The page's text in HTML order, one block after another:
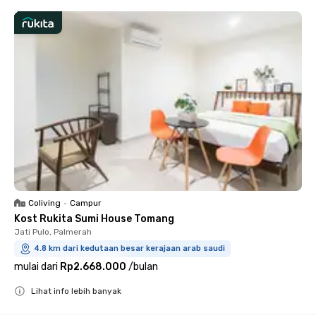
Coliving • Campur
Kost Rukita Sumi House Tomang
Jati Pulo, Palmerah
4.8 km dari kedutaan besar kerajaan arab saudi
mulai dari Rp2.668.000 /bulan
Lihat info lebih banyak